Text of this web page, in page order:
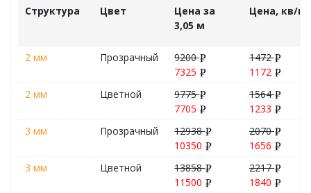
Структура Цвет
Цена за
3,05 м
Цена, кв/м
2 мм Прозрачный
9200
7325
1472
1172
2 мм
Цветной
9775
7705
1564
1233
3 мм
Прозрачный
12938
10350
2070
1656
3 мм
Цветной
13858
11500
2217
1840